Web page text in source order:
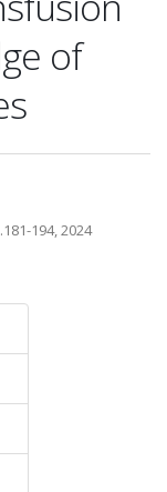
of
194, 2024